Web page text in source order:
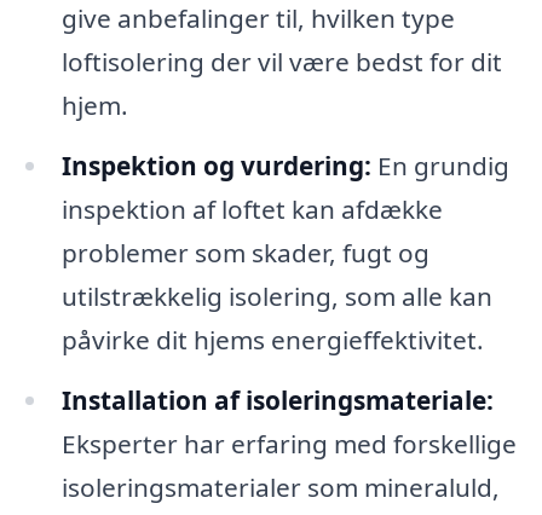
give anbefalinger til, hvilken type
loftisolering der vil være bedst for dit
hjem.
Inspektion og vurdering: En grundig
inspektion af loftet kan afdække
problemer som skader, fugt og
utilstrækkelig isolering, som alle kan
påvirke dit hjems energieffektivitet.
Installation af isoleringsmateriale:
Eksperter har erfaring med forskellige
isoleringsmaterialer som mineraluld,